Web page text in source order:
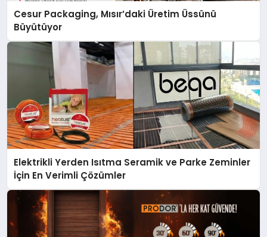
Cesur Packaging, Mısır’daki Üretim Üssünü
Büyütüyor
Elektrikli Yerden Isıtma Seramik ve Parke Zeminler
İçin En Verimli Çözümler